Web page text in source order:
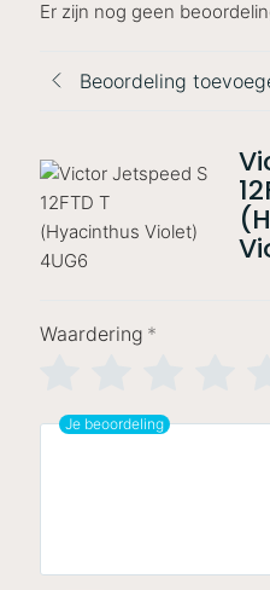
Er zijn nog geen
Beoordeling
Waardering *
Je beoordeling